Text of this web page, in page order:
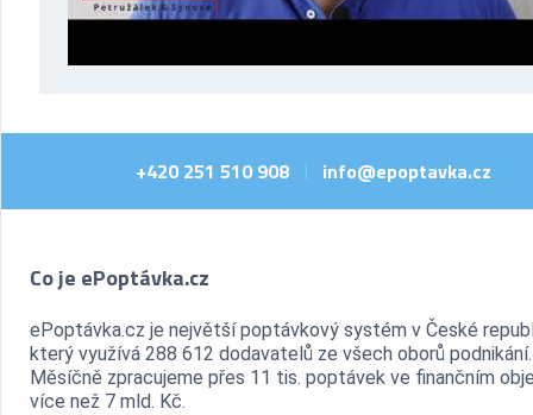
+420 251 510 908 info@epoptavka.cz
Co je ePoptávka.cz
ePoptávka.cz je největší poptávkový systém v České
který využívá 288 612 dodavatelů ze všech oborů podnikání.
Měsíčně zpracujeme přes 11 tis. poptávek ve finančním
více než 7 mld. Kč.